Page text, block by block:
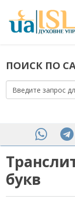
ПОИСК ПО
букв